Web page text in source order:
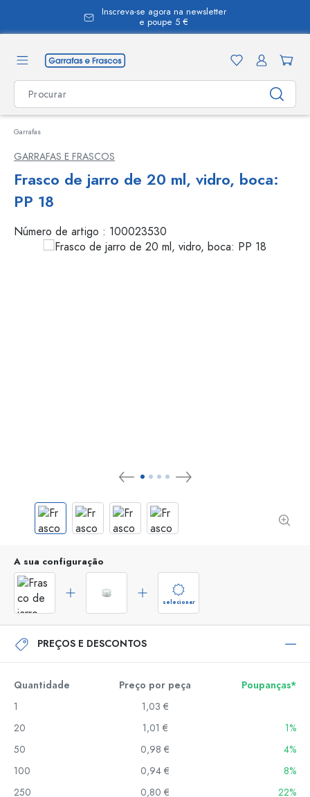
Inscreva-se agora na newsletter
e poupe 5 €
Garrafas
GARRAFAS E FRASCOS
Frasco de jarro de 20 ml, vidro, boca:
PP 18
Número de artigo : 100023530
A sua configuração
selecionar
PREÇOS E DESCONTOS
Quantidade Preço por peça
Poupanças*
1
1,03 €
20
1,01 €
1%
50
0,98 €
4%
100
0,94 €
8%
250
0,80 €
22%